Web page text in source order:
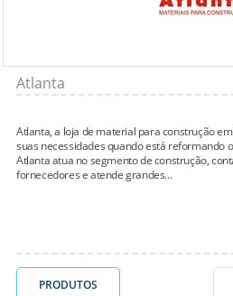
Atlanta
Atlanta, a loja de material para construção
suas necessidades quando está reformando
Atlanta atua no segmento de construção,
fornecedores e atende grandes...
PRODUTOS